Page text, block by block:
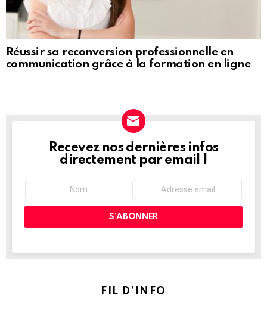
Réussir sa reconversion professionnelle en
communication grâce à la formation en ligne
NEWSLETTER
Recevez nos dernières infos
directement par email !
FIL D’INFO